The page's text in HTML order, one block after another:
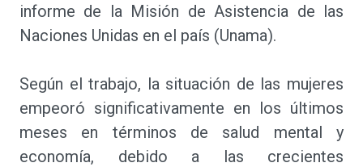
informe de la Misión de Asistencia de las
Naciones Unidas en el país (Unama).
Según el trabajo, la situación de las mujeres
empeoró significativamente en los últimos
meses en términos de salud mental y
economía, debido a las crecientes